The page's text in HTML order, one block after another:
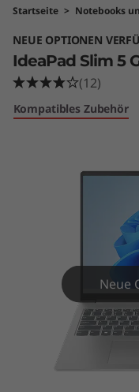
a
d
S
Startseite > Notebooks
NEUE OPTIONEN
IdeaPad Slim 5
(12)
Kompatibles Zubehör
Neue